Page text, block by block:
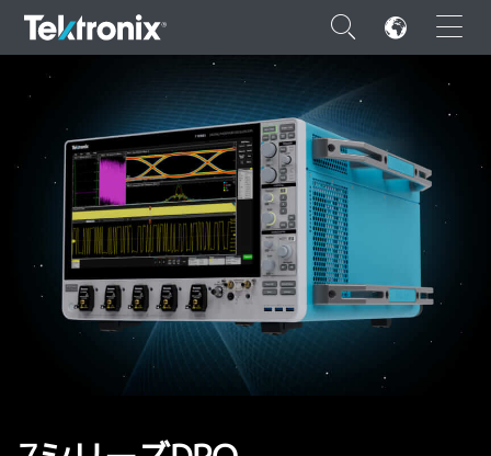
×
ENGLISH
FRANÇAIS
DEUTSCH
VIỆT NAM
简体中文